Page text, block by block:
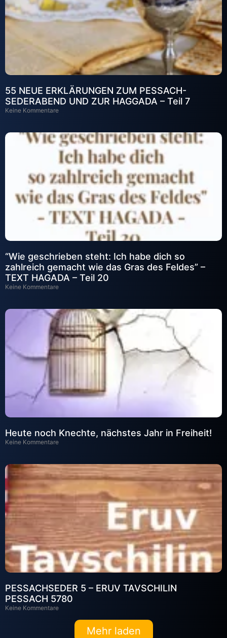
55 NEUE ERKLÄRUNGEN ZUM PESSACH-
SEDERABEND UND ZUR HAGGADA – Teil 7
Keine Kommentare
“Wie geschrieben steht: Ich habe dich so
zahlreich gemacht wie das Gras des Feldes” –
TEXT HAGADA – Teil 20
Keine Kommentare
Heute noch Knechte, nächstes Jahr in Freiheit!
Keine Kommentare
PESSACHSEDER 5 – ERUV TAVSCHILIN
PESSACH 5780
Keine Kommentare
Mehr laden